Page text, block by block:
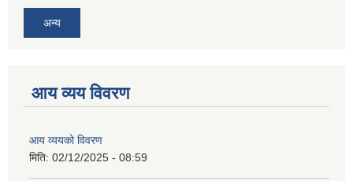
अन्य
आय व्यय विवरण
आय व्ययको विवरण
मिति: 02/12/2025 - 08:59